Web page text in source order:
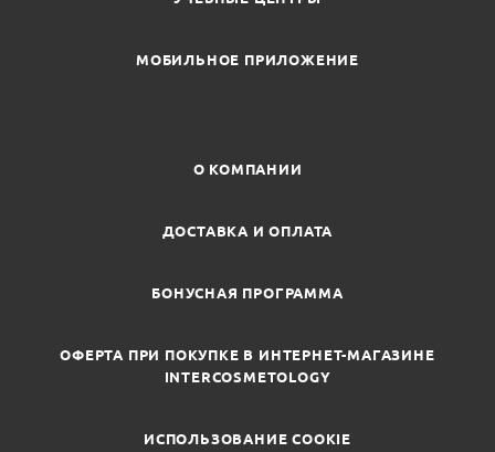
МОБИЛЬНОЕ ПРИЛОЖЕНИЕ
О КОМПАНИИ
ДОСТАВКА И ОПЛАТА
БОНУСНАЯ ПРОГРАММА
ОФЕРТА ПРИ ПОКУПКЕ В ИНТЕРНЕТ-МАГАЗИНЕ
INTERCOSMETOLOGY
ИСПОЛЬЗОВАНИЕ COOKIE